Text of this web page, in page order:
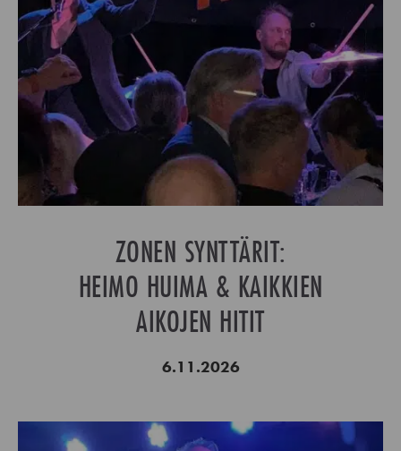
ZONEN SYNTTÄRIT:
HEIMO HUIMA & KAIKKIEN
AIKOJEN HITIT
6.11.2026